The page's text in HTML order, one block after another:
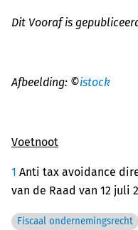
Dit Vooraf is
Afbeelding: ©istock
Voetnoot
1 Anti tax avoidance
van de Raad van 12 juli
Fiscaal ondernemingsrecht